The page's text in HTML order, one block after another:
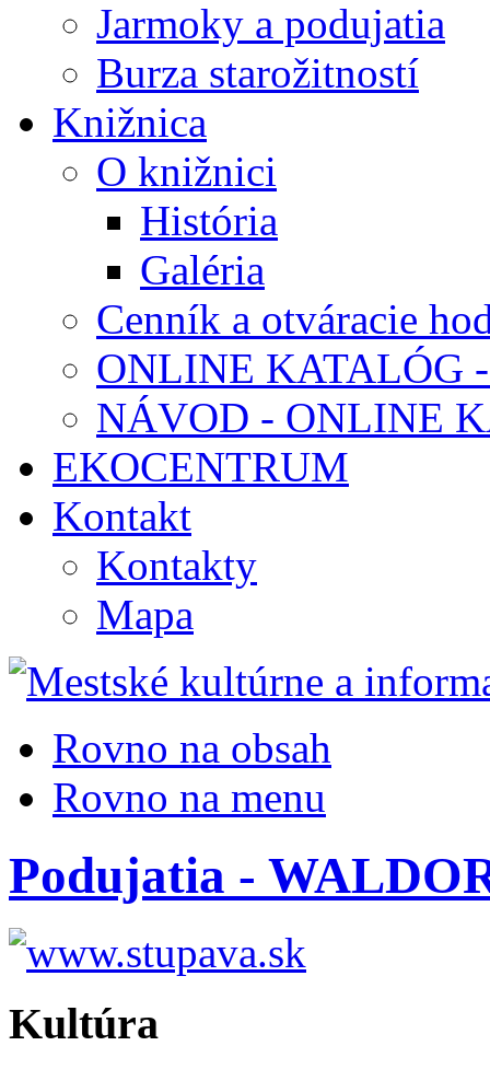
Jarmoky a podujatia
Burza starožitností
Knižnica
O knižnici
História
Galéria
Cenník a otváracie
ONLINE KATALÓG
NÁVOD - ONLINE
EKOCENTRUM
Kontakt
Kontakty
Mapa
Rovno na obsah
Rovno na menu
Podujatia -
Kultúra